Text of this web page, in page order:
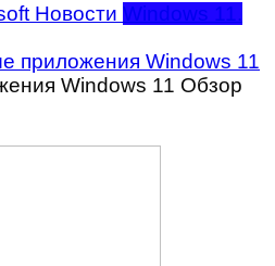
Windows 11.
приложения Windows 11
Windows 11 Обзор